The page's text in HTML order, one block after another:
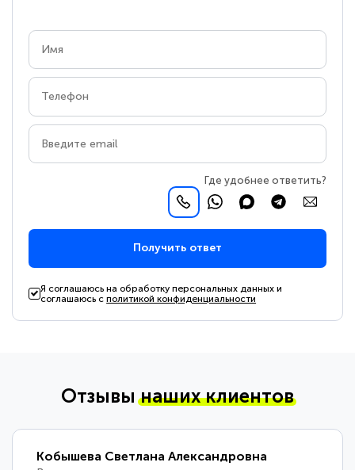
Где удобнее ответить?
Получить ответ
Я соглашаюсь на обработку персональных данных и
соглашаюсь сполитикой конфиденциальности
Отзывынаших клиентов
Кобышева Светлана Александровна